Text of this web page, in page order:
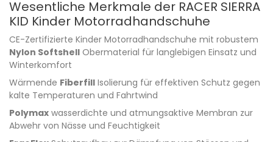
Wesentliche Merkmale der RACER SIERRA
KID Kinder Motorradhandschuhe
CE-Zertifizierte Kinder Motorradhandschuhe mit robustem
Nylon Softshell Obermaterial für langlebigen Einsatz und
Winterkomfort
Wärmende Fiberfill Isolierung für effektiven Schutz gegen
kalte Temperaturen und Fahrtwind
Polymax wasserdichte und atmungsaktive Membran zur
Abwehr von Nässe und Feuchtigkeit